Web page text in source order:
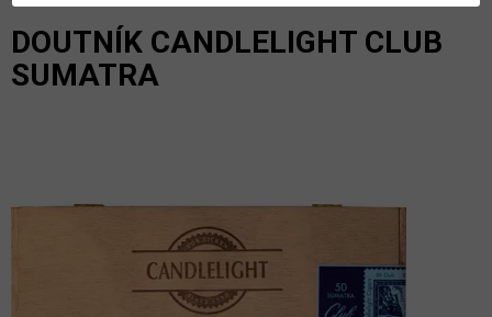
DOUTNÍK CANDLELIGHT CLUB
SUMATRA